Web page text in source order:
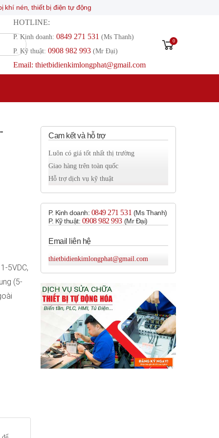
thiết bị điện tự động
HOTLINE:
P. Kinh doanh: 0849 271 531 (Ms Thanh)
P. Kỹ thuật: 0908 982 993​ (Mr Đại)
Email: thietbidienkimlongphat@gmail.com
0
5VDC,
(5-
Cam kết và hỗ trợ
Luôn có giá tốt nhất thị trường
Giao hàng trên toàn quốc
Hỗ trợ dịch vụ kỹ thuật
P. Kinh doanh: 0849 271 531 (Ms Thanh)
P. Kỹ thuật: 0908 982 993​ (Mr Đại)
Email liên hệ
thietbidienkimlongphat@gmail.com